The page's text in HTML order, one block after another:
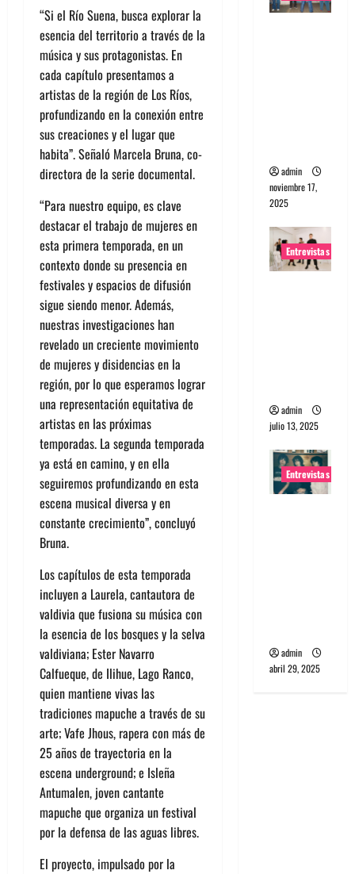
“Si el Río Suena,busca explorar la
esencia del territorio a través de la
música y sus protagonistas. En
cada capítulo presentamos a
artistas de la región de Los Ríos,
profundizando en la conexión entre
sus creaciones y el lugar que
habita”. Señaló Marcela Bruna, co-
directora de la serie documental.
“Para nuestro equipo, es clave
destacar el trabajo de mujeres en
esta primera temporada, en un
contexto donde su presencia en
festivales y espacios de difusión
sigue siendo menor. Además,
nuestras investigaciones han
revelado un creciente movimiento
de mujeres y disidencias en la
región, por lo que esperamos lograr
una representación equitativa de
artistas en las próximas
temporadas. La segunda temporada
ya está en camino, y en ella
seguiremos profundizando en esta
escena musical diversa y en
constante crecimiento”, concluyó
Bruna.
Los capítulos de esta temporada
incluyen a Laurela, cantautora de
valdivia que fusiona su música con
la esencia de los bosques y la selva
valdiviana; Ester Navarro
Calfueque, de Ilihue, Lago Ranco,
quien mantiene vivas las
tradiciones mapuche a través de su
arte;Vafe Jhous, rapera con más de
25 años de trayectoria en la
escena underground; e Isleña
Antumalen, joven cantante
mapuche que organiza un festival
por la defensa de las aguas libres.
El proyecto, impulsado por la
admin
noviembre 17,
2025
Entrevistas
admin
julio 13, 2025
Entrevistas
admin
abril 29, 2025